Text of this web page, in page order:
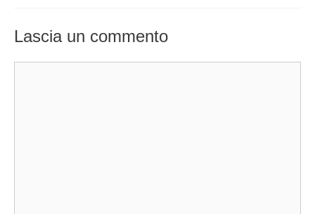
Lascia un commento